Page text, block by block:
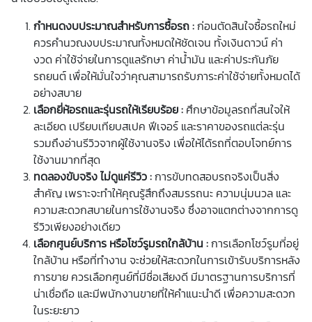
กำหนดงบประมาณสำหรับการซื้อรถ:ก่อนตัดสินใจซื้อรถใหม่
ควรคำนวณงบประมาณทั้งหมดให้ชัดเจน ทั้งเงินดาวน์ ค่า
งวด ค่าใช้จ่ายในการดูแลรักษา ค่าน้ำมัน และค่าประกันภัย
รถยนต์ เพื่อให้มั่นใจว่าคุณสามารถรับภาระค่าใช้จ่ายทั้งหมดได้
อย่างสบาย
เลือกยี่ห้อรถและรุ่นรถให้เรียบร้อย: ศึกษาข้อมูลรถที่สนใจให้
ละเอียด เปรียบเทียบสเปค ฟีเจอร์ และราคาของรถแต่ละรุ่น
รวมถึงอ่านรีวิวจากผู้ใช้งานจริง เพื่อให้ได้รถที่ตอบโจทย์การ
ใช้งานมากที่สุด
ทดลองขับจริง ไม่ดูแค่รีวิว:การขับทดสอบรถจริงเป็นสิ่ง
สำคัญ เพราะจะทำให้คุณรู้สึกถึงสมรรถนะ ความนุ่มนวล และ
ความสะดวกสบายในการใช้งานจริง ซึ่งอาจแตกต่างจากการดู
รีวิวเพียงอย่างเดียว
เลือกศูนย์บริการ หรือโชว์รูมรถใกล้บ้าน :การเลือกโชว์รูมที่อยู่
ใกล้บ้าน หรือที่ทำงาน จะช่วยให้สะดวกในการเข้ารับบริการหลัง
การขาย ควรเลือกศูนย์ที่มีชื่อเสียงดี มีมาตรฐานการบริการที่
น่าเชื่อถือ และมีพนักงานขายที่ให้คำแนะนำดี เพื่อความสะดวก
ในระยะยาว